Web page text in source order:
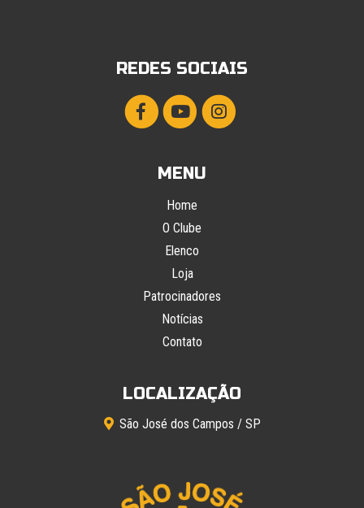
REDES SOCIAIS
MENU
Home
O Clube
Elenco
Loja
Patrocinadores
Notícias
Contato
LOCALIZAÇÃO
São José dos Campos / SP